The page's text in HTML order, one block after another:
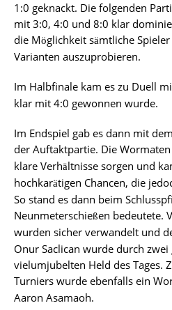
1:0 geknackt. Die folgenden
mit 3:0, 4:0 und 8:0 klar
die Möglichkeit sämtliche
Varianten auszuprobieren.
Im Halbfinale kam es zu Duell
klar mit 4:0 gewonnen wurde.
Im Endspiel gab es dann mit
der Auftaktpartie. Die
klare Verhältnisse sorgen und
hochkarätigen Chancen, die
So stand es dann beim
Neunmeterschießen bedeutete.
wurden sicher verwandelt und
Onur Saclican wurde durch
vielumjubelten Held des Tages.
Turniers wurde ebenfalls ein
Aaron Asamaoh.